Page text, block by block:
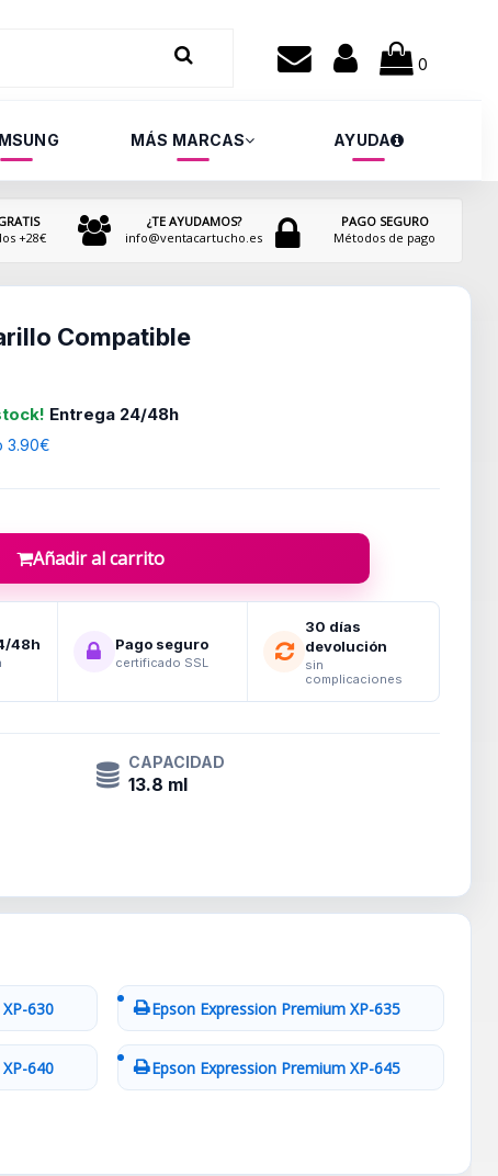
0
MÁS MARCAS AYUDA
+28€
¿TE AYUDAMOS?
info@ventacartucho.es
PAGO SEGURO
Métodos de pago
Compatible
Entrega 24/48h
3.90€
Añadir al carrito
48h Pago seguro
certificado SSL
30 días
devolución
sin
complicaciones
CAPACIDAD
13.8 ml
630 Epson Expression Premium XP-635
640 Epson Expression Premium XP-645